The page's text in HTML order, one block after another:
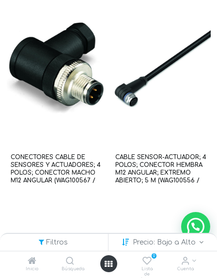
Filtros Precio: Bajo a Alto
Inicio Búsqueda
0
Lista
de
Cuenta
CONECTORES CABLE DE
SENSORES Y ACTUADORES; 4
POLOS; CONECTOR MACHO
M12 ANGULAR (WAG100567 /
CABLE SENSOR-ACTUADOR; 4
POLOS; CONECTOR HEMBRA
M12 ANGULAR; EXTREMO
ABIERTO; 5 M (WAG100556 /